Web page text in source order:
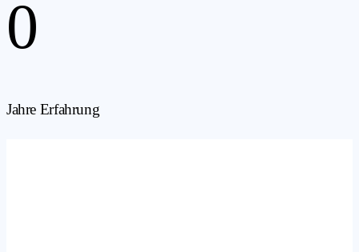
0
Jahre Erfahrung